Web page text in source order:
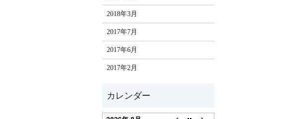
2018年3月
2017年7月
2017年6月
2017年2月